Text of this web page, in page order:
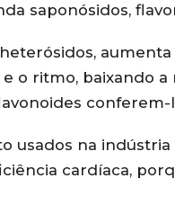
saponósidos,
o ritmo, baixando
usados na
cardíaca,